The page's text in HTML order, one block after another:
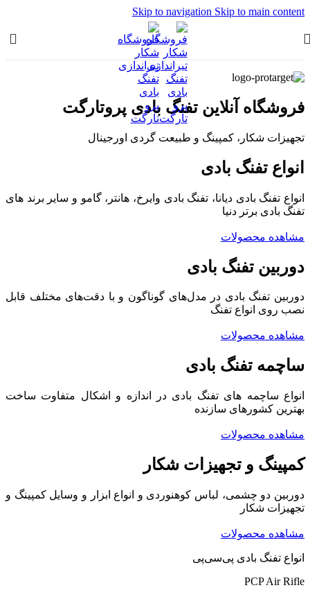
Skip to navigation Skip to main content
فروشگاه آنلاین تفنگ بادی پروتارگت
تجهیزات شکار، کمپینگ و طبیعت گردی اورجینال
انواع تفنگ بادی
انواع تفنگ بادی دیانا، تفنگ بادی وایرخ، هانتر، گامو و سایر برند های
تفنگ بادی برتر دنیا
مشاهده محصولات
دوربین تفنگ بادی
دوربین تفنگ بادی در مدل‌های گوناگون و با دقت‌های مختلف قابل
نصب روی انواع تفنگ
مشاهده محصولات
ساچمه تفنگ بادی
انواع ساچمه های تفنگ بادی در اندازه و اشکال متفاوت ساخت
بهترین کشورهای سازنده
مشاهده محصولات
کمپینگ و تجهیزات شکار
دوربین دو چشمی، لباس کوهنوردی و انواع ابزار و وسایل کمپینگ و
تجهیزات شکار
مشاهده محصولات
انواع تفنگ بادی پی‌سی‌پی
PCP Air Rifle